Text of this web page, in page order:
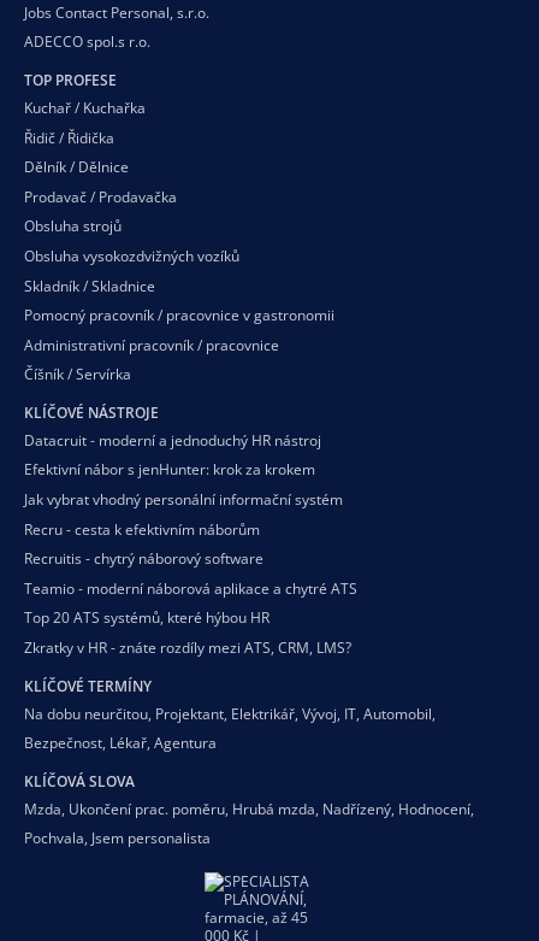
Jobs Contact Personal, s.r.o.
ADECCO spol.s r.o.
TOP PROFESE
Kuchař / Kuchařka
Řidič / Řidička
Dělník / Dělnice
Prodavač / Prodavačka
Obsluha strojů
Obsluha vysokozdvižných vozíků
Skladník / Skladnice
Pomocný pracovník / pracovnice v gastronomii
Administrativní pracovník / pracovnice
Číšník / Servírka
KLÍČOVÉ NÁSTROJE
Datacruit - moderní a jednoduchý HR nástroj
Efektivní nábor s jenHunter: krok za krokem
Jak vybrat vhodný personální informační systém
Recru - cesta k efektivním náborům
Recruitis - chytrý náborový software
Teamio - moderní náborová aplikace a chytré ATS
Top 20 ATS systémů, které hýbou HR
Zkratky v HR - znáte rozdíly mezi ATS, CRM, LMS?
KLÍČOVÉ TERMÍNY
Na dobu neurčitou, Projektant, Elektrikář, Vývoj, IT, Automobil,
Bezpečnost, Lékař, Agentura
KLÍČOVÁ SLOVA
Mzda, Ukončení prac. poměru, Hrubá mzda, Nadřízený, Hodnocení,
Pochvala, Jsem personalista